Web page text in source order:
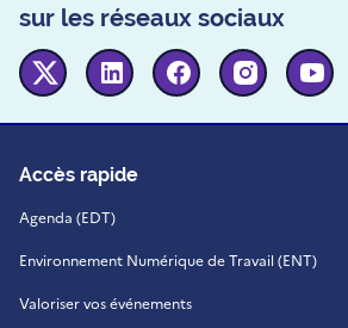
sur les réseaux sociaux
Twitter Linkedin FacebookInstagram
Accès rapide
Agenda (EDT)
Environnement Numérique de Travail (ENT)
Valoriser vos événements